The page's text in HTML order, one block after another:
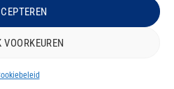
VOORKEUREN
OUTLET CONTACT
|